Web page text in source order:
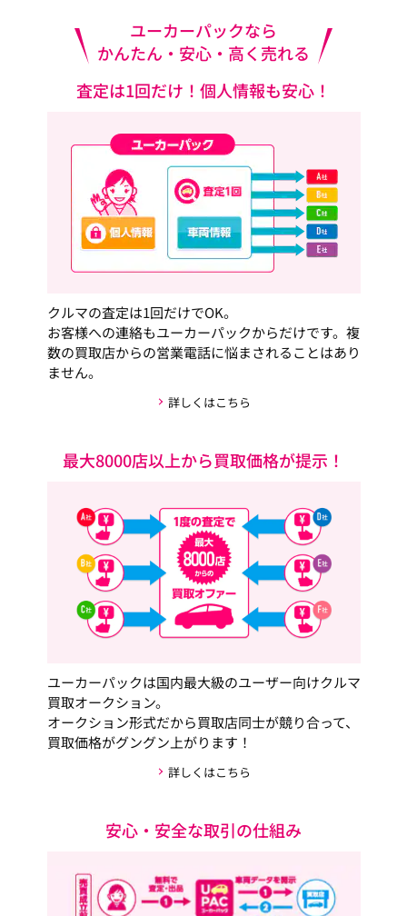
ユーカーパックなら
かんたん・安心・高く売れる
査定は1回だけ！個人情報も安心！
クルマの査定は1回だけでOK。
お客様への連絡もユーカーパックからだけです。複
数の買取店からの営業電話に悩まされることはあり
ません。
詳しくはこちら
最大8000店以上から買取価格が提示！
ユーカーパックは国内最大級のユーザー向けクルマ
買取オークション。
オークション形式だから買取店同士が競り合って、
買取価格がグングン上がります！
詳しくはこちら
安心・安全な取引の仕組み